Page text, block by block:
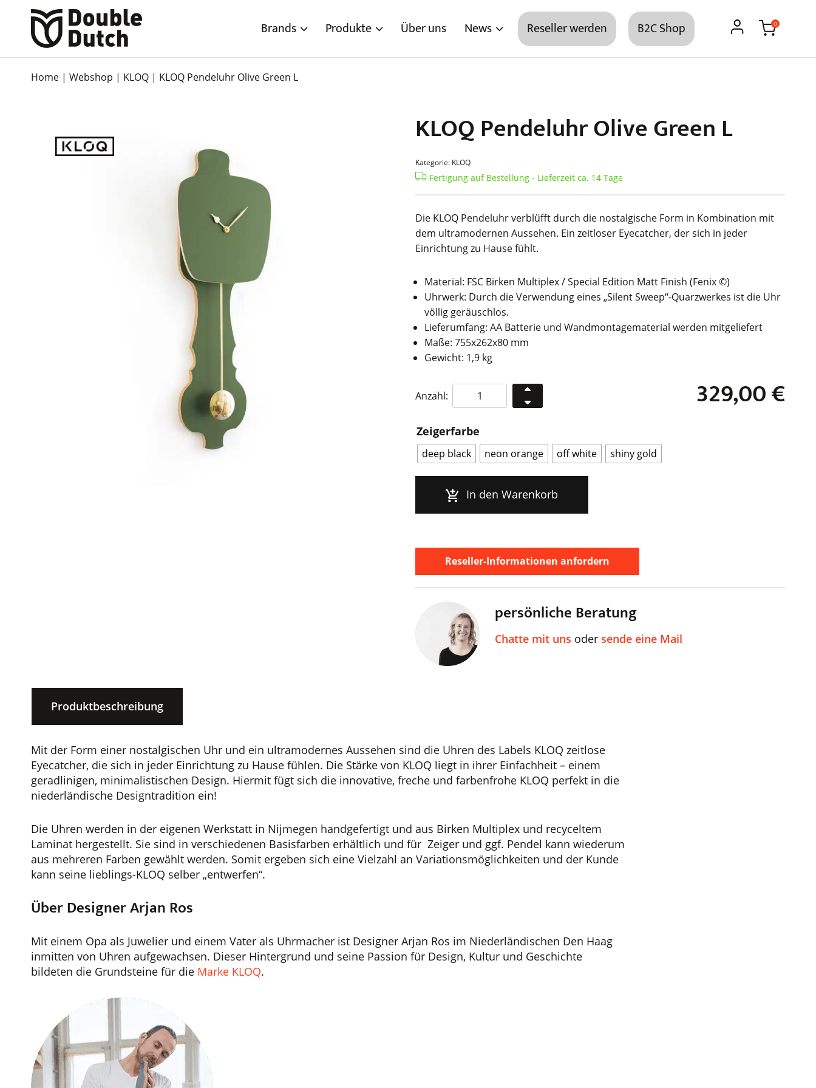
Brands Produkte Über uns News Reseller werden B2C Shop 0
Home | Webshop | KLOQ | KLOQ Pendeluhr Olive Green L
KLOQ Pendeluhr Olive Green L
Kategorie: KLOQ
Fertigung auf Bestellung - Lieferzeit ca. 14 Tage
Die KLOQ Pendeluhr verblüfft durch die nostalgische Form in Kombination mit
dem ultramodernen Aussehen. Ein zeitloser Eyecatcher, der sich in jeder
Einrichtung zu Hause fühlt.
Material: FSC Birken Multiplex / Special Edition Matt Finish (Fenix ©)
Uhrwerk: Durch die Verwendung eines „Silent Sweep“-Quarzwerkes ist die Uhr
völlig geräuschlos.
Lieferumfang: AA Batterie und Wandmontagematerial werden mitgeliefert
Maße: 755x262x80 mm
Gewicht: 1,9 kg
329,00€
Zeigerfarbe
deep black neon orange off white shiny gold
Anzahl:
KLOQ
Pendeluhr
Green
L
Menge
In den Warenkorb
Reseller-Informationen anfordern
persönliche Beratung
Chatte mit uns odersende eine Mail
Produktbeschreibung
Mit der Form einer nostalgischen Uhr und ein ultramodernes Aussehen sind die Uhren des Labels KLOQ zeitlose
Eyecatcher, die sich in jeder Einrichtung zu Hause fühlen. Die Stärke von KLOQ liegt in ihrer Einfachheit – einem
geradlinigen, minimalistischen Design. Hiermit fügt sich die innovative, freche und farbenfrohe KLOQ perfekt in die
niederländische Designtradition ein!
Die Uhren werden in der eigenen Werkstatt in Nijmegen handgefertigt und aus Birken Multiplex und recyceltem
Laminat hergestellt. Sie sind in verschiedenen Basisfarben erhältlich und für Zeiger und ggf. Pendel kann wiederum
aus mehreren Farben gewählt werden. Somit ergeben sich eine Vielzahl an Variationsmöglichkeiten und der Kunde
kann seine lieblings-KLOQ selber „entwerfen“.
Über Designer Arjan Ros
Mit einem Opa als Juwelier und einem Vater als Uhrmacher ist Designer Arjan Ros im Niederländischen Den Haag
inmitten von Uhren aufgewachsen. Dieser Hintergrund und seine Passion für Design, Kultur und Geschichte
bildeten die Grundsteine für die Marke KLOQ.